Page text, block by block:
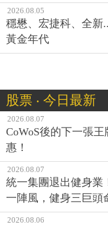
2026.08.05
穩懋、宏捷科、全新
黃金年代
股票 ‧ 今日最新
2026.08.07
CoWoS後的下一張
惠！
2026.08.07
統一集團退出健身業
一陣風，健身三巨頭
2026.08.06